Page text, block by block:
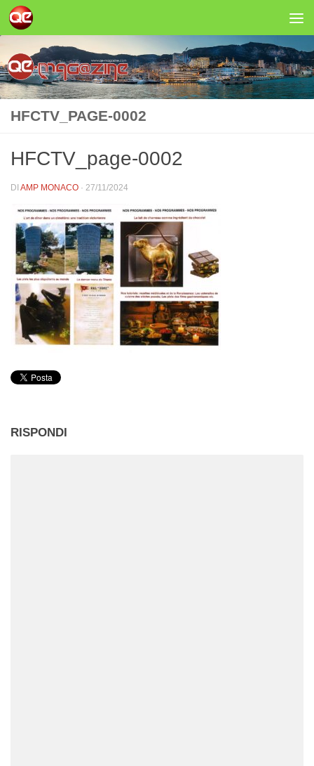
Salta al contenuto
HFCTV_PAGE-0002
HFCTV_page-0002
DI AMP MONACO · 27/11/2024
RISPONDI